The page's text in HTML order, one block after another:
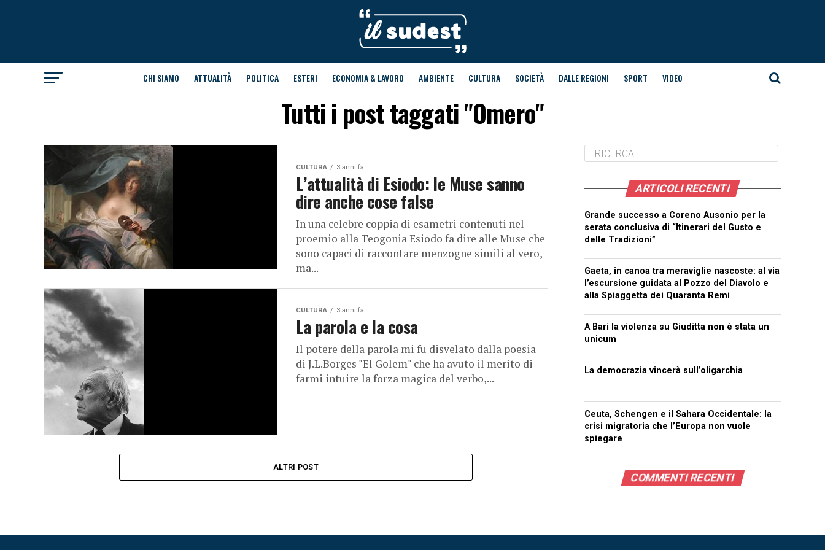
CHI SIAMO ATTUALITÀ POLITICA ESTERI ECONOMIA & LAVORO AMBIENTE CULTURA SOCIETÀ DALLE REGIONI SPORT VIDEO
Tutti i post taggati "Omero"
CULTURA 3 anni fa
L’attualità di Esiodo: le Muse sanno
dire anche cose false
In una celebre coppia di esametri contenuti nel
proemio alla Teogonia Esiodo fa dire alle Muse che
sono capaci di raccontare menzogne simili al vero,
ma...
CULTURA 3 anni fa
La parola e la cosa
Il potere della parola mi fu disvelato dalla poesia
di J.L.Borges "El Golem" che ha avuto il merito di
farmi intuire la forza magica del verbo,...
ALTRI POST
ARTICOLI RECENTI
Grande successo a Coreno Ausonio per la
serata conclusiva di “Itinerari del Gusto e
delle Tradizioni”
Gaeta, in canoa tra meraviglie nascoste: al via
l’escursione guidata al Pozzo del Diavolo e
alla Spiaggetta dei Quaranta Remi
A Bari la violenza su Giuditta non è stata un
unicum
La democrazia vincerà sull’oligarchia
Ceuta, Schengen e il Sahara Occidentale: la
crisi migratoria che l’Europa non vuole
spiegare
COMMENTI RECENTI